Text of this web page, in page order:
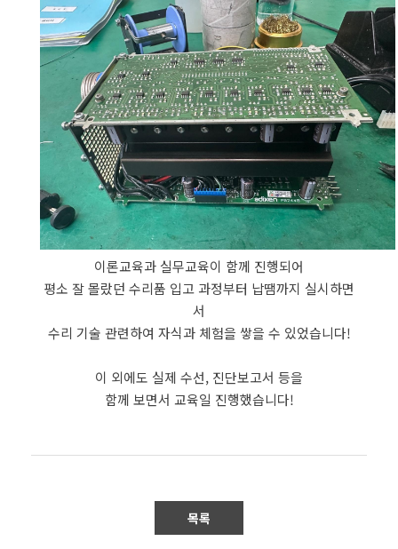
이론교육과 실무교육이 함께 진행되어
평소 잘 몰랐던 수리품 입고 과정부터 납땜까지 실시하면
서
수리 기술 관련하여 자식과 체험을 쌓을 수 있었습니다!
이 외에도 실제 수선, 진단보고서 등을
함께 보면서 교육일 진행했습니다!
목록